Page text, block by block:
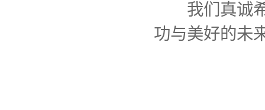
我们真诚希
功与美好的未